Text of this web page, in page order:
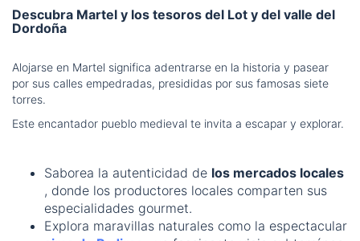
Descubra Martel y los tesoros del Lot y del valle del
Dordoña
Alojarse en Martel significa adentrarse en la historia y pasear
por sus calles empedradas, presididas por sus famosas siete
torres.
Este encantador pueblo medieval te invita a escapar y explorar.
Saborea la autenticidad de los mercados locales
, donde los productores locales comparten sus
especialidades gourmet.
Explora maravillas naturales como la espectacular